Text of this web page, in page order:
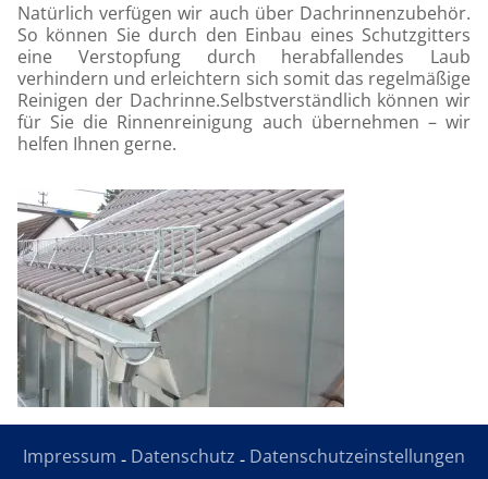
Natürlich verfügen wir auch über Dachrinnenzubehör.
So können Sie durch den Einbau eines Schutzgitters
eine Verstopfung durch herabfallendes Laub
verhindern und erleichtern sich somit das regelmäßige
Reinigen der Dachrinne.Selbstverständlich können wir
für Sie die Rinnenreinigung auch übernehmen – wir
helfen Ihnen gerne.
Impressum - Datenschutz - Datenschutzeinstellungen